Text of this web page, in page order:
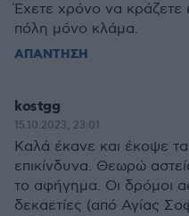
Έχετε χρόνο να κράζετε
πόλη μόνο κλάμα.
ΑΠΑΝΤΗΣΗ
kostgg
15.10.2023, 23:01
Καλά έκανε και έκοψε
επικίνδυνα. Θεωρώ
το αφήγημα. Οι δρόμοι
δεκαετίες (από Αγίας